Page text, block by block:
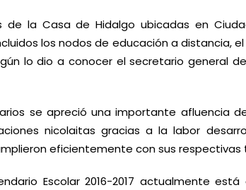
la Casa de Hidalgo ubicadas en
los nodos de educación a distancia,
lo dio a conocer el secretario general de
se apreció una importante afluencia
nicolaitas gracias a la labor
eficientemente con sus respectivas
Escolar 2016-2017 actualmente